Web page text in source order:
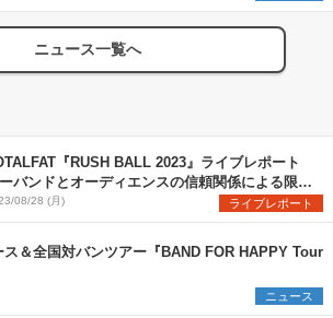
ニュース一覧へ
『RUSH BALL 2023』ライブレポート
バンドとオーディエンスの信頼関係による限界
と灼熱アクト
08/28 (月) ライブレポート
＆全国対バンツアー『BAND FOR HAPPY Tour
ニュース